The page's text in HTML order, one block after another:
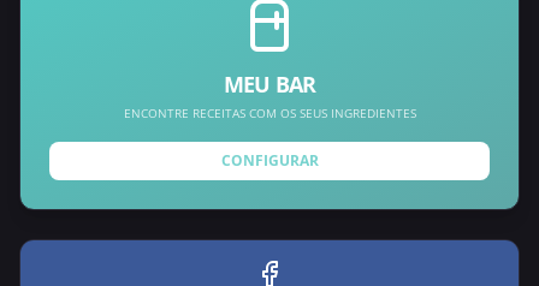
MEU BAR
ENCONTRE RECEITAS COM OS SEUS INGREDIENTES
CONFIGURAR